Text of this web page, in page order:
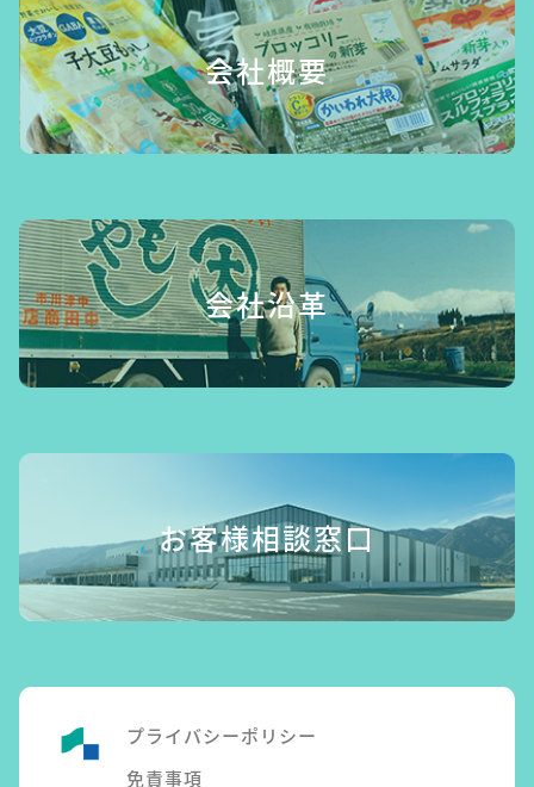
会社概要
会社沿革
お客様相談窓口
プライバシーポリシー
免責事項